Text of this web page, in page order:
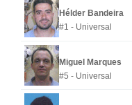
Hélder Bandeira
#1 - Universal
Miguel Marques
#5 - Universal